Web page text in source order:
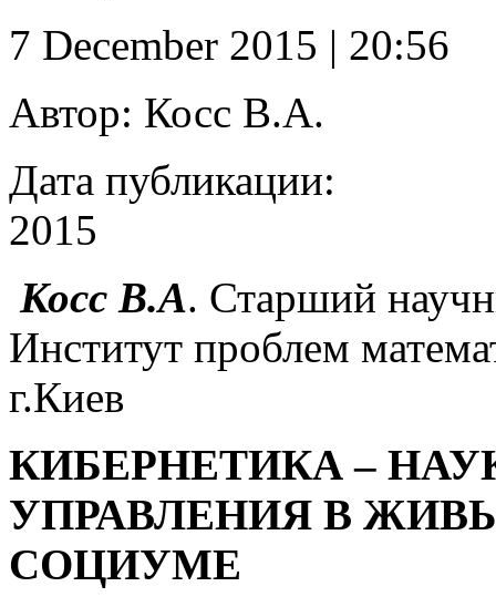
7 December 2015 | 20:56
Автор: Косс В.А.
Дата публикации:
2015
Косс В.А. Старший
Институт проблем
г.Киев
КИБЕРНЕТИКА –
УПРАВЛЕНИЯ В
СОЦИУМЕ